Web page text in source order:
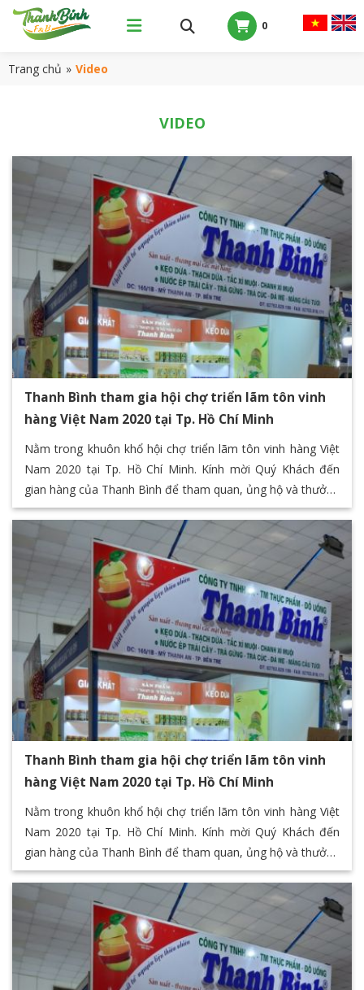
0
Trang chủ » Video
VIDEO
Thanh Bình tham gia hội chợ triển lãm tôn vinh
hàng Việt Nam 2020 tại Tp. Hồ Chí Minh
Nằm trong khuôn khổ hội chợ triển lãm tôn vinh hàng Việt
Nam 2020 tại Tp. Hồ Chí Minh. Kính mời Quý Khách đến
gian hàng của Thanh Bình để tham quan, ủng hộ và thưởng
thức các sản phẩm đặc sản của Bến Tre thông qua chuỗi
các sản phẩm giá trị của Thanh Bình F&B
Thanh Bình tham gia hội chợ triển lãm tôn vinh
hàng Việt Nam 2020 tại Tp. Hồ Chí Minh
Nằm trong khuôn khổ hội chợ triển lãm tôn vinh hàng Việt
Nam 2020 tại Tp. Hồ Chí Minh. Kính mời Quý Khách đến
gian hàng của Thanh Bình để tham quan, ủng hộ và thưởng
thức các sản phẩm đặc sản của Bến Tre thông qua chuỗi
các sản phẩm giá trị của Thanh Bình F&B